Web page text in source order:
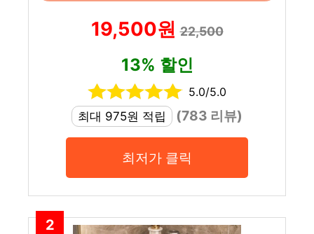
19,500원22,500
13% 할인
5.0/5.0
최대 975원 적립
(783 리뷰)
최저가 클릭
2